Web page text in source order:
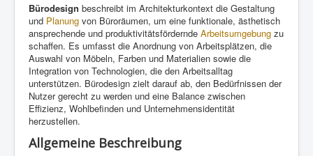
Bürodesign beschreibt im Architekturkontext die Gestaltung
und Planung von Büroräumen, um eine funktionale, ästhetisch
ansprechende und produktivitätsfördernde Arbeitsumgebung zu
schaffen. Es umfasst die Anordnung von Arbeitsplätzen, die
Auswahl von Möbeln, Farben und Materialien sowie die
Integration von Technologien, die den Arbeitsalltag
unterstützen. Bürodesign zielt darauf ab, den Bedürfnissen der
Nutzer gerecht zu werden und eine Balance zwischen
Effizienz, Wohlbefinden und Unternehmensidentität
herzustellen.
Allgemeine Beschreibung